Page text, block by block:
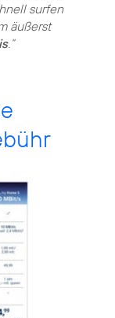
surfen
äußerst
.“